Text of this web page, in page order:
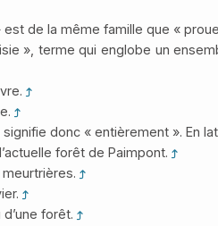
est de la même famille que «
», terme qui englobe un
donc « entièrement ». En
forêt de Paimpont.
forêt.